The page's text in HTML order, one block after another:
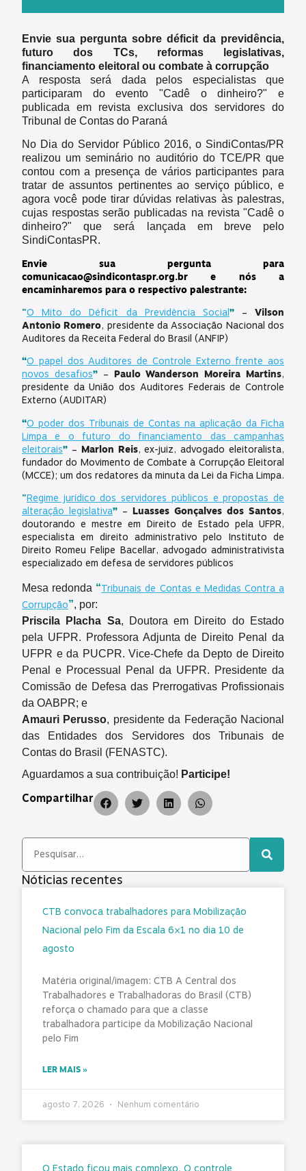
Envie sua pergunta sobre déficit da previdência,
futuro dos TCs, reformas legislativas,
financiamento eleitoral ou combate à corrupção
A resposta será dada pelos especialistas que
participaram do evento "Cadê o dinheiro?" e
publicada em revista exclusiva dos servidores do
Tribunal de Contas do Paraná
No Dia do Servidor Público 2016, o SindiContas/PR
realizou um seminário no auditório do TCE/PR que
contou com a presença de vários participantes para
tratar de assuntos pertinentes ao serviço público, e
agora você pode tirar dúvidas relativas às palestras,
cujas respostas serão publicadas na revista "Cadê o
dinheiro?" que será lançada em breve pelo
SindiContasPR.
Envie sua pergunta para
comunicacao@sindicontaspr.org.br e nós a
encaminharemos para o respectivo palestrante:
"O Mito do Déficit da Previdência Social”– Vilson
Antonio Romero, presidente da Associação Nacional dos
Auditores da Receita Federal do Brasil (ANFIP)
“O papel dos Auditores de Controle Externo frente aos
novos desafios”– Paulo Wanderson Moreira Martins,
presidente da União dos Auditores Federais de Controle
Externo (AUDITAR)
“O poder dos Tribunais de Contas na aplicação da Ficha
Limpa e o futuro do financiamento das campanhas
eleitorais” – Marlon Reis, ex-juiz, advogado eleitoralista,
fundador do Movimento de Combate à Corrupção Eleitoral
(MCCE); um dos redatores da minuta da Lei da Ficha Limpa.
"Regime jurídico dos servidores públicos e propostas de
alteração legislativa” – Luasses Gonçalves dos Santos,
doutorando e mestre em Direito de Estado pela UFPR,
especialista em direito administrativo pelo Instituto de
Direito Romeu Felipe Bacellar, advogado administrativista
especializado em defesa de servidores públicos
Mesa redonda “Tribunais de Contas e Medidas Contra a
Corrupção”, por:
Priscila Placha Sa, Doutora em Direito do Estado
pela UFPR. Professora Adjunta de Direito Penal da
UFPR e da PUCPR. Vice-Chefe da Depto de Direito
Penal e Processual Penal da UFPR. Presidente da
Comissão de Defesa das Prerrogativas Profissionais
da OABPR; e
Amauri Perusso, presidente da Federação Nacional
das Entidades dos Servidores dos Tribunais de
Contas do Brasil (FENASTC).
Aguardamos a sua contribuição! Participe!
Compartilhar
Nóticias recentes
CTB convoca trabalhadores para Mobilização
Nacional pelo Fim da Escala 6×1 no dia 10 de
agosto
Matéria original/imagem: CTB A Central dos
Trabalhadores e Trabalhadoras do Brasil (CTB)
reforça o chamado para que a classe
trabalhadora participe da Mobilização Nacional
pelo Fim
LER MAIS »
agosto 7, 2026 Nenhum comentário